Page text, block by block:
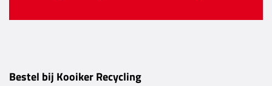
Bestel bij Kooiker Recycling